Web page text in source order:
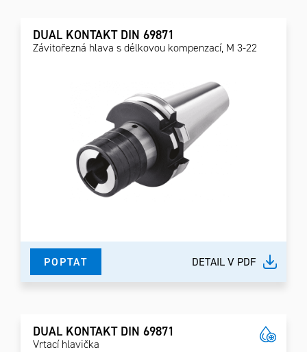
DUAL KONTAKT DIN 69871
Závitořezná hlava s délkovou kompenzací, M 3-22
POPTAT DETAIL V PDF
DUAL KONTAKT DIN 69871
Vrtací hlavička